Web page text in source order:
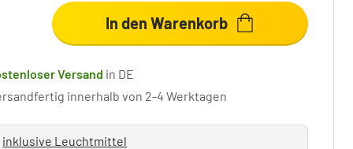
In den Warenkorb
Versand in DE
innerhalb von 2-4 Werktagen
inklusive Leuchtmittel